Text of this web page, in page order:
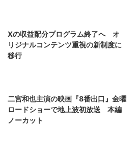
Xの収益配分プログラム終了へ オ
リジナルコンテンツ重視の新制度に
移行
二宮和也主演の映画『8番出口』金曜
ロードショーで地上波初放送 本編
ノーカット